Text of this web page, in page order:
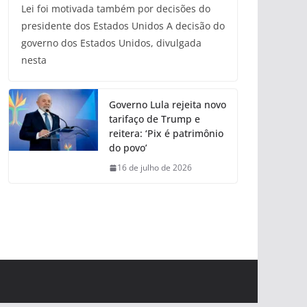
Lei foi motivada também por decisões do
presidente dos Estados Unidos A decisão do
governo dos Estados Unidos, divulgada
nesta
Governo Lula rejeita novo
tarifaço de Trump e
reitera: ‘Pix é patrimônio
do povo’
16 de julho de 2026